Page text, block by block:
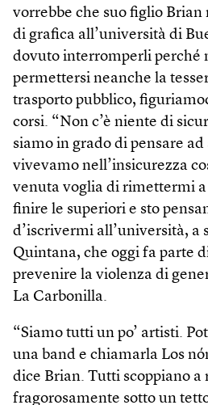
vorrebbe che suo figlio
di grafica all’università di
dovuto interromperli perché
permettersi neanche la
trasporto pubblico,
corsi. “Non c’è niente di
siamo in grado di pensare
vivevamo nell’insicurezza
venuta voglia di rimettermi
finire le superiori e sto
d’iscrivermi all’università, a
Quintana, che oggi fa parte
prevenire la violenza di
La Carbonilla.
“Siamo tutti un po’ artisti.
una band e chiamarla Los
dice Brian. Tutti scoppiano a
fragorosamente sotto un